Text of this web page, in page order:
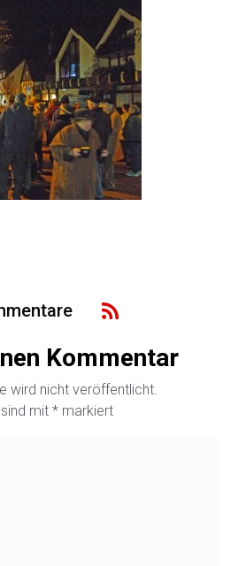
Kommentar
wird nicht veröffentlicht.
mit * markiert